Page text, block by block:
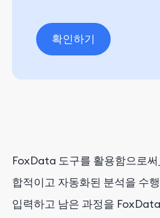
확인하기
FoxData 도구를 활용함으로써
합적이고 자동화된 분석을 수
입력하고 남은 과정을